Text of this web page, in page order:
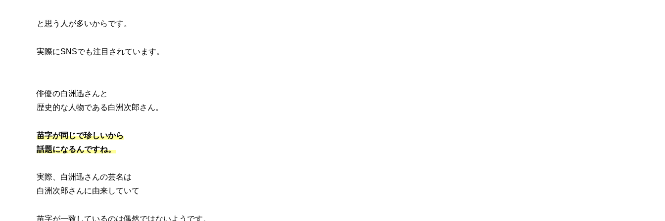
と思う人が多いからです。
実際にSNSでも注目されています。
俳優の白洲迅さんと
歴史的な人物である白洲次郎さん。
苗字が同じで珍しいから
話題になるんですね。
実際、白洲迅さんの芸名は
白洲次郎さんに由来していて
苗字が一致しているのは偶然ではないようです。